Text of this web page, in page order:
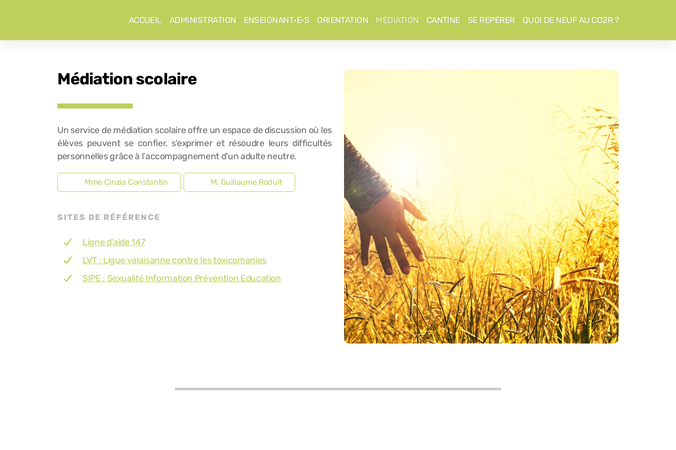
ACCUEIL ADMINISTRATION ENSEIGNANT·E·S ORIENTATION MÉDIATION CANTINE SE REPÉRER QUOI DE NEUF AU CO2R ?
Médiation scolaire
Un service de médiation scolaire offre un espace de discussion où les
élèves peuvent se confier, s'exprimer et résoudre leurs difficultés
personnelles grâce à l'accompagnement d'un adulte neutre.
Mme Cinzia Constantin M. Guillaume Roduit
SITES DE RÉFÉRENCE
Ligne d'aide 147
LVT : Ligue valaisanne contre les toxicomanies
SIPE : Sexualité Information Prévention Education